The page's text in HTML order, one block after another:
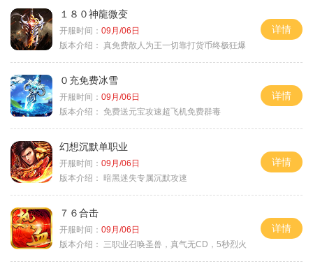
１８０神龍微变
开服时间： 09月/06日
版本介绍： 真免费散人为王一切靠打货币终极狂爆
详情
０充免费冰雪
开服时间： 09月/06日
版本介绍： 免费送元宝攻速超飞机免费群毒
详情
幻想沉默单职业
开服时间： 09月/06日
版本介绍：
暗黑迷失专属沉默攻速
详情
７６合击
开服时间： 09月/06日
版本介绍：
三职业召唤圣兽，真气无CD，5秒烈火
详情